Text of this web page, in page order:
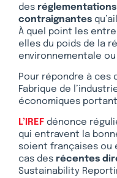
des
contraignantes
À quel point les
elles du poids de la
environnementale
Pour répondre à ces
Fabrique de
économiques
L’IREF dénonce
qui entravent la
soient françaises ou
cas des récentes
Sustainability